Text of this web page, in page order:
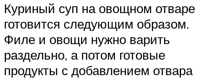
Куриный суп на овощном отваре
готовится следующим образом.
Филе и овощи нужно варить
раздельно, а потом готовые
продукты с добавлением отвара